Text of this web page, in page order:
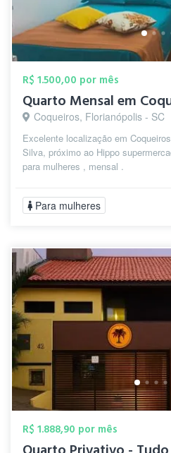
R$ 1.500,00 por mês
Quarto Mensal em
Coqueiros, Florianópolis - SC
Excelente localização em
Silva, próximo ao Hippo
para mulheres , mensal .
Para mulheres
R$ 1.888,90 por mês